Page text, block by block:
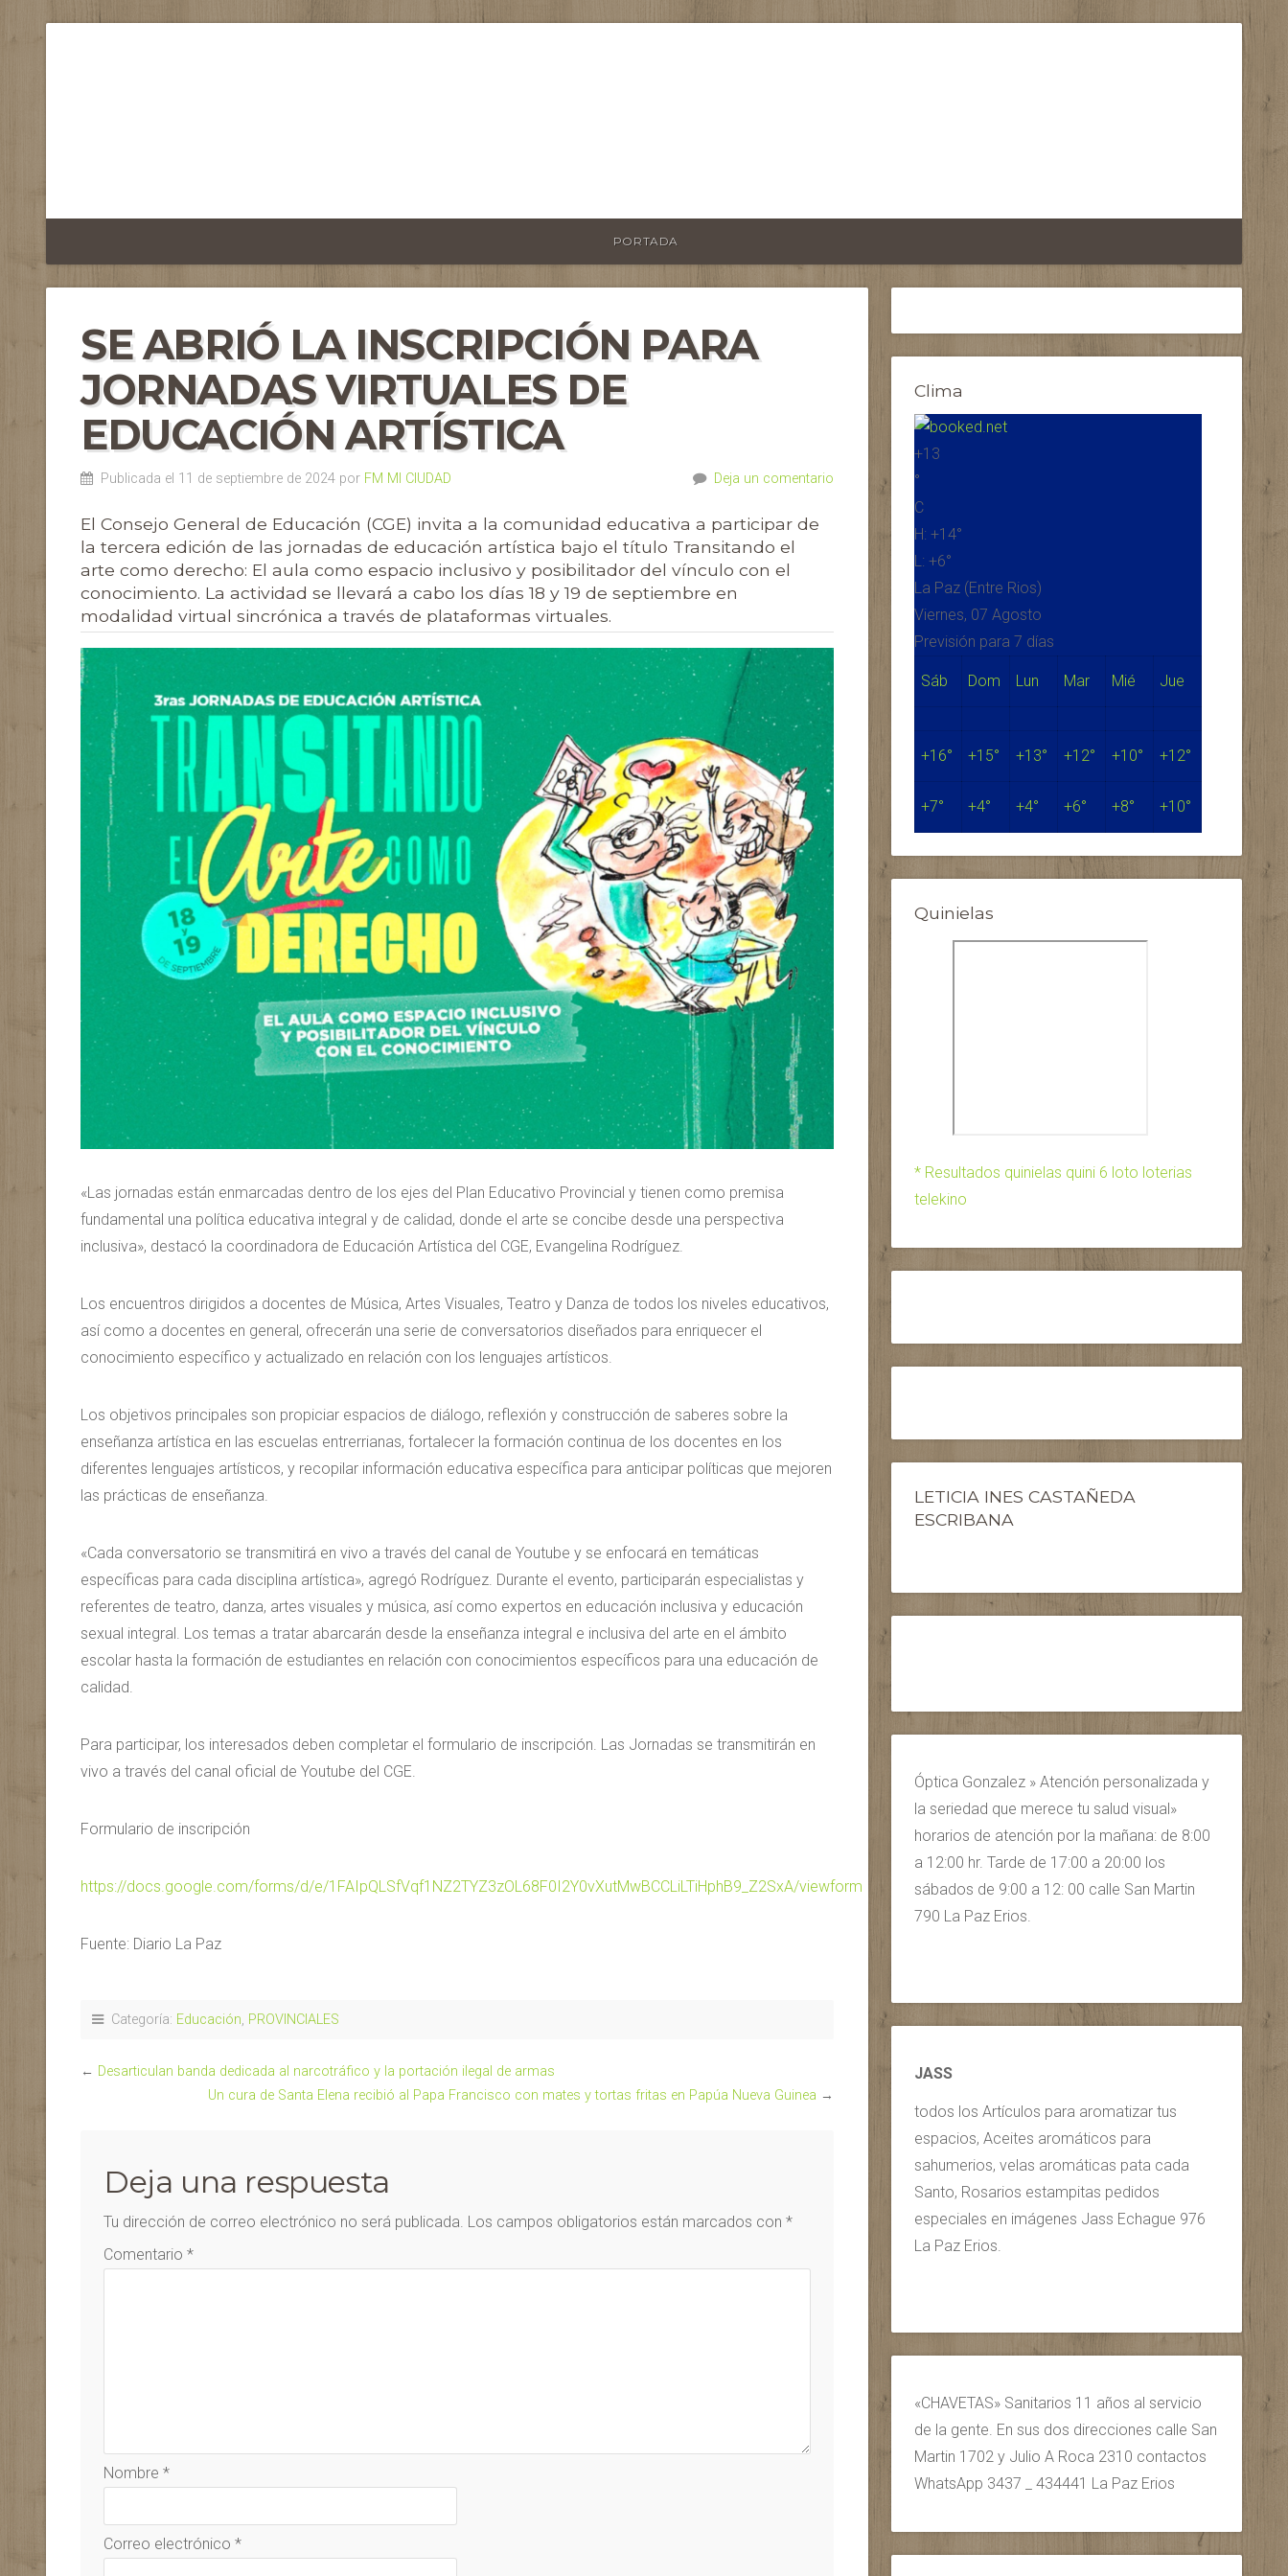
PORTADA
SE ABRIÓ LA INSCRIPCIÓN PARA
JORNADAS VIRTUALES DE
EDUCACIÓN ARTÍSTICA
Publicada el 11 de septiembre de 2024 por FM MI CIUDAD Deja un comentario
El Consejo General de Educación (CGE) invita a la comunidad educativa a participar de
la tercera edición de las jornadas de educación artística bajo el título Transitando el
arte como derecho: El aula como espacio inclusivo y posibilitador del vínculo con el
conocimiento. La actividad se llevará a cabo los días 18 y 19 de septiembre en
modalidad virtual sincrónica a través de plataformas virtuales.
«Las jornadas están enmarcadas dentro de los ejes del Plan Educativo Provincial y tienen como premisa
fundamental una política educativa integral y de calidad, donde el arte se concibe desde una perspectiva
inclusiva», destacó la coordinadora de Educación Artística del CGE, Evangelina Rodríguez.
Los encuentros dirigidos a docentes de Música, Artes Visuales, Teatro y Danza de todos los niveles educativos,
así como a docentes en general, ofrecerán una serie de conversatorios diseñados para enriquecer el
conocimiento específico y actualizado en relación con los lenguajes artísticos.
Los objetivos principales son propiciar espacios de diálogo, reflexión y construcción de saberes sobre la
enseñanza artística en las escuelas entrerrianas, fortalecer la formación continua de los docentes en los
diferentes lenguajes artísticos, y recopilar información educativa específica para anticipar políticas que mejoren
las prácticas de enseñanza.
«Cada conversatorio se transmitirá en vivo a través del canal de Youtube y se enfocará en temáticas
específicas para cada disciplina artística», agregó Rodríguez. Durante el evento, participarán especialistas y
referentes de teatro, danza, artes visuales y música, así como expertos en educación inclusiva y educación
sexual integral. Los temas a tratar abarcarán desde la enseñanza integral e inclusiva del arte en el ámbito
escolar hasta la formación de estudiantes en relación con conocimientos específicos para una educación de
calidad.
Para participar, los interesados deben completar el formulario de inscripción. Las Jornadas se transmitirán en
vivo a través del canal oficial de Youtube del CGE.
Formulario de inscripción
https://docs.google.com/forms/d/e/1FAIpQLSfVqf1NZ2TYZ3zOL68F0I2Y0vXutMwBCCLiLTiHphB9_Z2SxA/viewform
Fuente: Diario La Paz
Categoría: Educación, PROVINCIALES
← Desarticulan banda dedicada al narcotráfico y la portación ilegal de armas
Un cura de Santa Elena recibió al Papa Francisco con mates y tortas fritas en Papúa Nueva Guinea →
Deja una respuesta
Tu dirección de correo electrónico no será publicada. Los campos obligatorios están marcados con *
Comentario *
Nombre *
Correo electrónico *
Clima
+13
°
C
H: +14°
L: +6°
La Paz (Entre Rios)
Viernes, 07 Agosto
Previsión para 7 días
Sáb Dom Lun Mar Mié Jue
+16° +15° +13° +12° +10° +12°
+7° +4° +4° +6° +8° +10°
Quinielas
* Resultados quinielas quini 6 loto loterias
telekino
LETICIA INES CASTAÑEDA
ESCRIBANA
Óptica Gonzalez » Atención personalizada y
la seriedad que merece tu salud visual»
horarios de atención por la mañana: de 8:00
a 12:00 hr. Tarde de 17:00 a 20:00 los
sábados de 9:00 a 12: 00 calle San Martin
790 La Paz Erios.
JASS
todos los Artículos para aromatizar tus
espacios, Aceites aromáticos para
sahumerios, velas aromáticas pata cada
Santo, Rosarios estampitas pedidos
especiales en imágenes Jass Echague 976
La Paz Erios.
«CHAVETAS» Sanitarios 11 años al servicio
de la gente. En sus dos direcciones calle San
Martin 1702 y Julio A Roca 2310 contactos
WhatsApp 3437 _ 434441 La Paz Erios